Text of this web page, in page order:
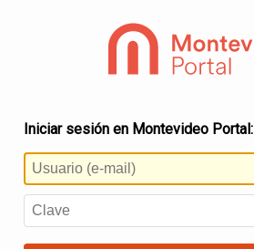
Iniciar sesión en Montevideo Portal: